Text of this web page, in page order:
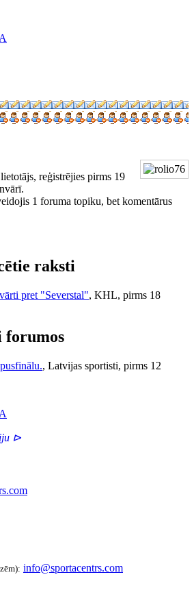
reģistrējies pirms 19
1 foruma topiku, bet komentārus
raksti
pret "Severstal", KHL, pirms 18
forumos
, Latvijas sportisti, pirms 12
⊳
info@sportacentrs.com